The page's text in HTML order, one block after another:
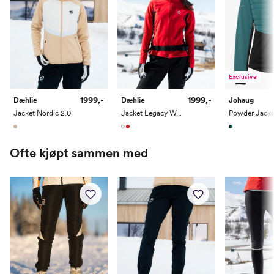
Ermlengde 59.5-61 62-64 64-66 66-68
Dæhlie
Jacket Nordic 2.0
1999,-
Dæhlie
Jacket Legacy Wool Women
1999,-
Exclusive
Johaug
Powder
Ofte kjøpt sammen med